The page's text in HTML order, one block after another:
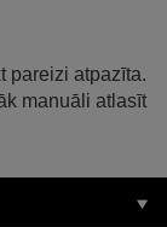
pareizi atpazīta.
manuāli atlasīt